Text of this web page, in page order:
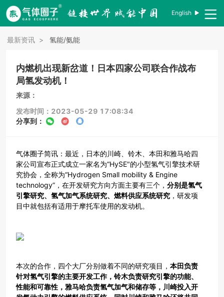
English
最新资讯 > 氢能/氨能
内燃机出现新岔道！日本四家公司联合作战布
局氢发动机！
来源：
发布时间：2023-05-29 17:08:34
分享到：
气体圈子简讯：最近，日本的川崎、铃木、本田和雅马哈四
家公司宣布正式成立一家名为“HySE"的小型氢气引擎技术研
究协会，全称为“Hydrogen Small mobility & Engine
technology”，在开发研究方向方面主要有三个， 分别是氢气
引擎研究、氢气加气系统研究、燃料供应系统研究，研发项
目中就包括有适用于摩托车使用的发动机。
本次的合作，四个大厂分别做着不同的研究项目， 本田负责
针对氢气引擎的主要开发工作，铃木负责研究引擎的功能、
性能和可靠性，雅马哈负责氢气加气和储存等，川崎投入开